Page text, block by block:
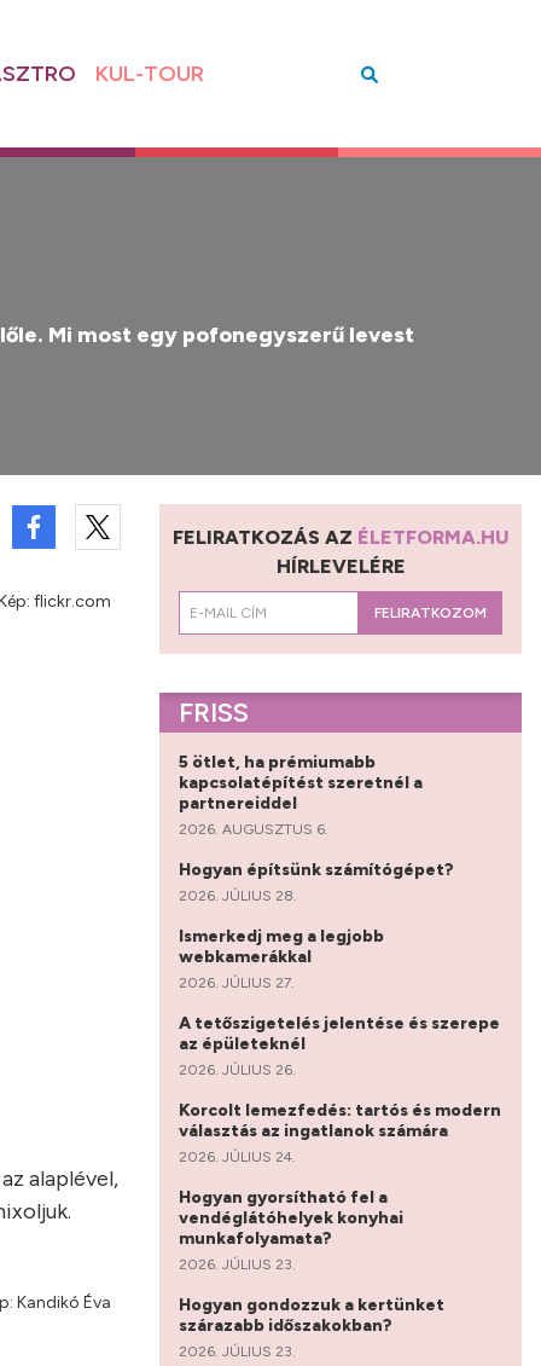
KUL-TOUR
Mi most egy pofonegyszerű levest
flickr.com
alaplével,
Kandikó Éva
FELIRATKOZÁS AZ ÉLETFORMA.HU
HÍRLEVELÉRE
FELIRATKOZOM
FRISS
5 ötlet, ha prémiumabb
kapcsolatépítést szeretnél a
partnereiddel
2026. AUGUSZTUS 6.
Hogyan építsünk számítógépet?
2026. JÚLIUS 28.
Ismerkedj meg a legjobb
webkamerákkal
2026. JÚLIUS 27.
A tetőszigetelés jelentése és szerepe
az épületeknél
2026. JÚLIUS 26.
Korcolt lemezfedés: tartós és modern
választás az ingatlanok számára
2026. JÚLIUS 24.
Hogyan gyorsítható fel a
vendéglátóhelyek konyhai
munkafolyamata?
2026. JÚLIUS 23.
Hogyan gondozzuk a kertünket
szárazabb időszakokban?
2026. JÚLIUS 23.